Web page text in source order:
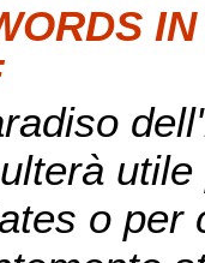
o per